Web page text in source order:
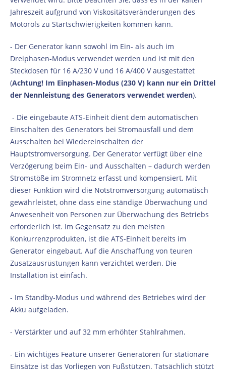
Jahreszeit aufgrund von Viskositätsveränderungen des
Motoröls zu Startschwierigkeiten kommen kann.
- Der Generator kann sowohl im Ein- als auch im
Dreiphasen-Modus verwendet werden und ist mit den
Steckdosen für 16 A/230 V und 16 A/400 V ausgestattet
(Achtung! Im Einphasen-Modus (230 V) kann nur ein Drittel
der Nennleistung des Generators verwendet werden).
- Die eingebaute ATS-Einheit dient dem automatischen
Einschalten des Generators bei Stromausfall und dem
Ausschalten bei Wiedereinschalten der
Hauptstromversorgung. Der Generator verfügt über eine
Verzögerung beim Ein- und Ausschalten – dadurch werden
Stromstöße im Stromnetz erfasst und kompensiert. Mit
dieser Funktion wird die Notstromversorgung automatisch
gewährleistet, ohne dass eine ständige Überwachung und
Anwesenheit von Personen zur Überwachung des Betriebs
erforderlich ist. Im Gegensatz zu den meisten
Konkurrenzprodukten, ist die ATS-Einheit bereits im
Generator eingebaut. Auf die Anschaffung von teuren
Zusatzausrüstungen kann verzichtet werden. Die
Installation ist einfach.
- Im Standby-Modus und während des Betriebes wird der
Akku aufgeladen.
- Verstärkter und auf 32 mm erhöhter Stahlrahmen.
- Ein wichtiges Feature unserer Generatoren für stationäre
Einsätze ist das Vorliegen von Fußstützen. Tatsächlich stützt